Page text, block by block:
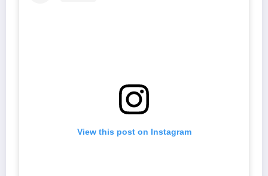
View this post on Instagram